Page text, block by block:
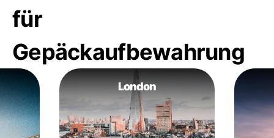
für
Gepäckaufbewahrung
London